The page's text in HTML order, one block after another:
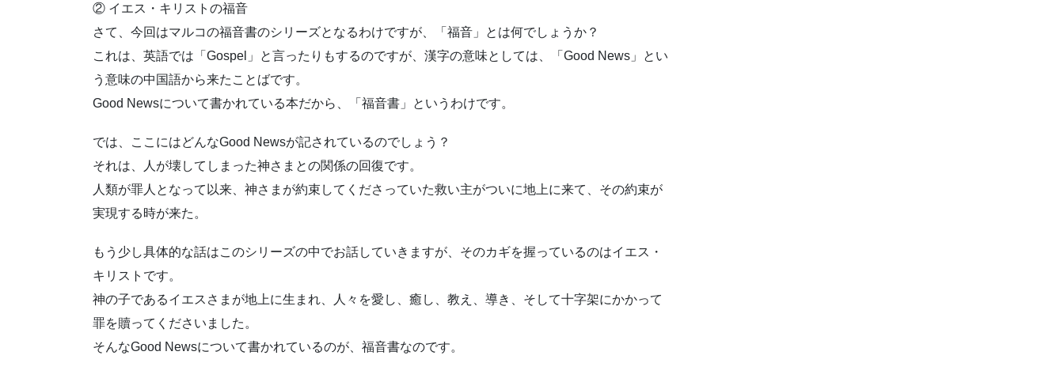
② イエス・キリストの福音
さて、今回はマルコの福音書のシリーズとなるわけですが、「福音」とは何でしょうか？
これは、英語では「Gospel」と言ったりもするのですが、漢字の意味としては、「Good News」とい
う意味の中国語から来たことばです。
Good Newsについて書かれている本だから、「福音書」というわけです。
では、ここにはどんなGood Newsが記されているのでしょう？
それは、人が壊してしまった神さまとの関係の回復です。
人類が罪人となって以来、神さまが約束してくださっていた救い主がついに地上に来て、その約束が
実現する時が来た。
もう少し具体的な話はこのシリーズの中でお話していきますが、そのカギを握っているのはイエス・
キリストです。
神の子であるイエスさまが地上に生まれ、人々を愛し、癒し、教え、導き、そして十字架にかかって
罪を贖ってくださいました。
そんなGood Newsについて書かれているのが、福音書なのです。